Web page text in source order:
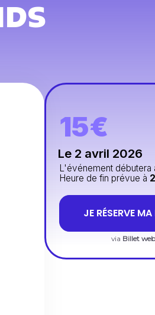
15€
Le 2 avril 2026
L'événement
Heure de fin prévue à
JE RÉSERVE
via Billet